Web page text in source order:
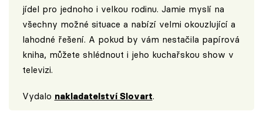
jídel pro jednoho i velkou rodinu. Jamie myslí na
všechny možné situace a nabízí velmi okouzlující a
lahodné řešení. A pokud by vám nestačila papírová
kniha, můžete shlédnout i jeho kuchařskou show v
televizi.
Vydalo nakladatelství Slovart.